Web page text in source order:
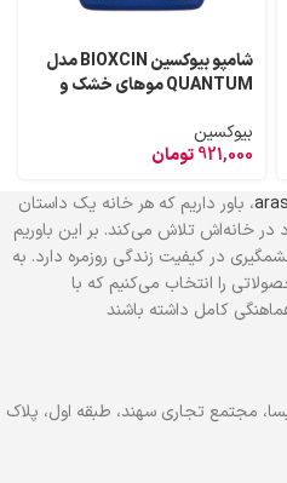
شامپو بیوکسین BIOXCIN مدل
QUANTUM موهای خشک و
بیوکسین
921,000تومان
، باور داریم که هر خانه یک داستان
در خانه‌اش تلاش می‌کند. بر این باوریم
در کیفیت زندگی روزمره دارد. به
را انتخاب می‌کنیم که با
کامل داشته باشند
مجتمع تجاری سهند، طبقه اول، پلاک